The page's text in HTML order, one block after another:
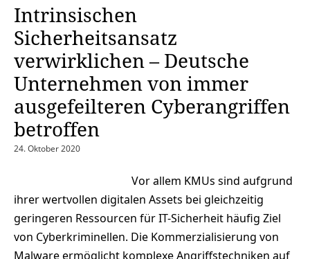
Intrinsischen
Sicherheitsansatz
verwirklichen – Deutsche
Unternehmen von immer
ausgefeilteren Cyberangriffen
betroffen
24. Oktober 2020
Vor allem KMUs sind aufgrund
ihrer wertvollen digitalen Assets bei gleichzeitig
geringeren Ressourcen für IT-Sicherheit häufig Ziel
von Cyberkriminellen. Die Kommerzialisierung von
Malware ermöglicht komplexe Angriffstechniken auf